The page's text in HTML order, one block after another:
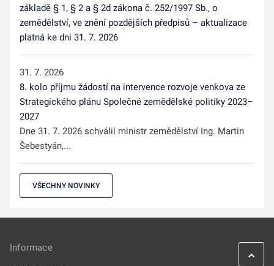
základě § 1, § 2 a § 2d zákona č. 252/1997 Sb., o
zemědělství, ve znění pozdějších předpisů – aktualizace
platná ke dni 31. 7. 2026
31. 7. 2026
8. kolo příjmu žádostí na intervence rozvoje venkova ze
Strategického plánu Společné zemědělské politiky 2023–
2027
Dne 31. 7. 2026 schválil ministr zemědělství Ing. Martin
Šebestyán,...
VŠECHNY NOVINKY
Informace